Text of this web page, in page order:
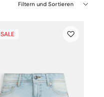
Filtern und Sortieren
SALE